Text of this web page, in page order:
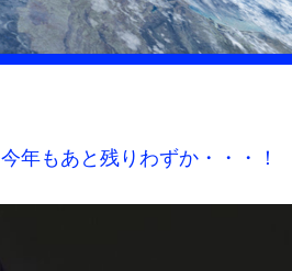
今年もあと残りわずか・・・！